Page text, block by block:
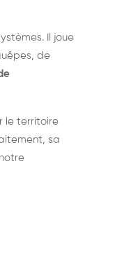
Il joue
de
le territoire
sa